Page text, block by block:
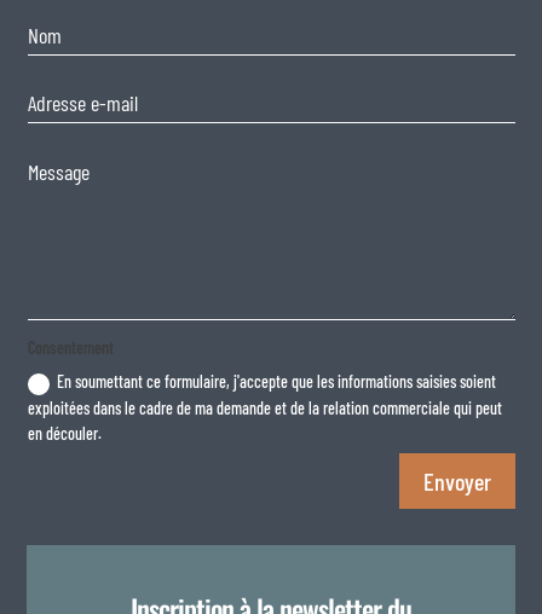
Consentement
En soumettant ce formulaire, j'accepte que les informations saisies soient
exploitées dans le cadre de ma demande et de la relation commerciale qui peut
en découler.
Envoyer